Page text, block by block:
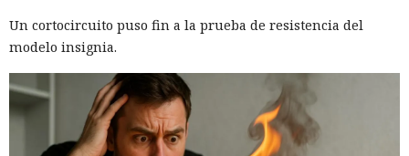
Un cortocircuito puso fin a la prueba de resistencia del
modelo insignia.